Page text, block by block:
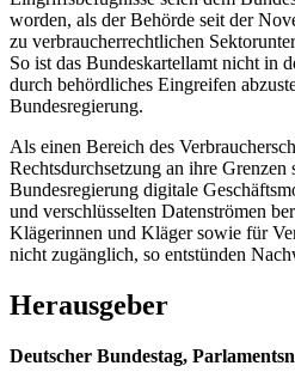
worden, als der Behörde seit der
zu verbraucherrechtlichen
So ist das Bundeskartellamt nicht in
durch behördliches Eingreifen
Bundesregierung.
Als einen Bereich des
Rechtsdurchsetzung an ihre Grenzen
Bundesregierung digitale
und verschlüsselten Datenströmen
Klägerinnen und Kläger sowie für
nicht zugänglich, so entstünden
Herausgeber
Deutscher Bundestag,